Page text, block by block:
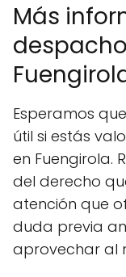
Más
Esperamos
útil si estás
en Fuengirola.
del derecho
atención que
duda previa
aprovechar al